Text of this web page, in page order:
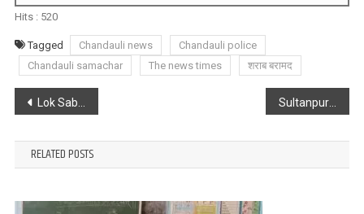
Hits : 520
Tagged Chandauli news
Chandauli police
Chandauli samachar
The news times शराब बरामद
Post
navigation
Lok Sabha Election 2024 : क्या पिता से मिली शिकस्त का बदला बेटे से ले पाएंगे माझी?
RELATED POSTS